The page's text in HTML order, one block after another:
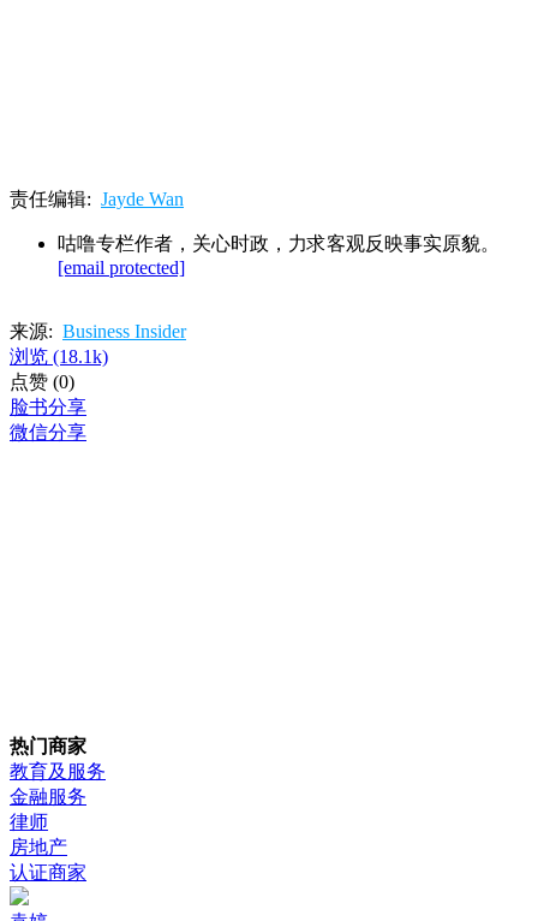
责任编辑: Jayde Wan
咕噜专栏作者，关心时政，力求客观反映事实原貌。
[email protected]
来源: Business Insider
浏览 (18.1k)
点赞 (0)
脸书分享
微信分享
热门商家
教育及服务
金融服务
律师
房地产
认证商家